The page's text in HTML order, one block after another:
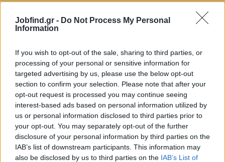
Jobfind.gr - Do Not Process My Personal
Information
If you wish to opt-out of the sale, sharing to third parties, or
processing of your personal or sensitive information for
targeted advertising by us, please use the below opt-out
section to confirm your selection. Please note that after your
opt-out request is processed you may continue seeing
interest-based ads based on personal information utilized by
us or personal information disclosed to third parties prior to
your opt-out. You may separately opt-out of the further
disclosure of your personal information by third parties on the
IAB’s list of downstream participants. This information may
also be disclosed by us to third parties on the IAB’s List of